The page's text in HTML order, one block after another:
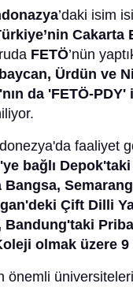
’daki isim
Cakarta
FETÖ’nün
Ürdün ve
da 'FETÖ-
faaliyet
bağlı
Çift Dilli
olmak üzere
önemli